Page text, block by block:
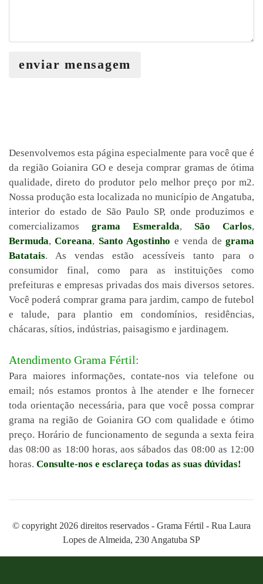
enviar mensagem
Desenvolvemos esta página especialmente para você que é
da região Goianira GO e deseja comprar gramas de ótima
qualidade, direto do produtor pelo melhor preço por m2.
Nossa produção esta localizada no município de Angatuba,
interior do estado de São Paulo SP, onde produzimos e
comercializamos grama Esmeralda, São Carlos,
Bermuda,Coreana, Santo Agostinho e venda degrama
Batatais. As vendas estão acessíveis tanto para o
consumidor final, como para as instituições como
prefeituras e empresas privadas dos mais diversos setores.
Você poderá comprar grama para jardim, campo de futebol
e talude, para plantio em condomínios, residências,
chácaras, sítios, indústrias, paisagismo e jardinagem.
Atendimento Grama Fértil:
Para maiores informações, contate-nos via telefone ou
email; nós estamos prontos à lhe atender e lhe fornecer
toda orientação necessária, para que você possa comprar
grama na região de Goianira GO com qualidade e ótimo
preço. Horário de funcionamento de segunda a sexta feira
das 08:00 as 18:00 horas, aos sábados das 08:00 as 12:00
horas. Consulte-nos e esclareça todas as suas dúvidas!
© copyright 2026 direitos reservados - Grama Fértil - Rua Laura
Lopes de Almeida, 230 Angatuba SP